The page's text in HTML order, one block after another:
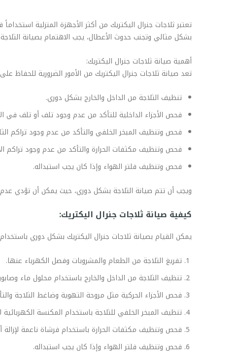
تعتبر ثلاجات جنرال اليكتريك من أكثر الأجهزة المنزلية
بشكل مثالي وتجنب حدوث الأعطال، يجب الاهتمام بصيانة
أهمية صيانة ثلاجات جنرال اليكتريك:
تعد صيانة ثلاجات جنرال اليكتريك من الأمور الضرورية
تنظيف الثلاجة من الداخل والخارج بشكل دوري.
فحص الأجزاء الداخلية للتأكد من عدم وجود تلف أو تلف في
فحص وتنظيف المبخر الخلفي والتأكد من عدم وجود تراكم
فحص وتنظيف مكثفات الحرارة والتأكد من عدم وجود تراكم
فحص وتنظيف فلتر الهواء وإذا كان يجب استبداله.
ويجب أن تتم صيانة الثلاجة بشكل دوري، حيث يمكن أن تؤدي عدم
كيفية صيانة ثلاجات جنرال اليكتريك:
يمكن القيام بصيانة ثلاجات جنرال اليكتريك بشكل دوري باستخدام
تفريغ الثلاجة من الطعام والمشروبات وفصل الكهرباء عنها.
تنظيف الثلاجة من الداخل والخارج باستخدام محلول ماء
فحص الأجزاء الحركية مثل مروحة التهوية وضاغط الثلاجة
تنظيف المبخر الخلفي للثلاجة باستخدام المكنسة الكهربائية
فحص وتنظيف مكثفات الحرارة باستخدام فرشاة ناعمة لإزالة
فحص وتنظيف فلتر الهواء وإذا كان يجب استبداله.